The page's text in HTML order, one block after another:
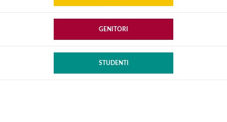
GENITORI
STUDENTI